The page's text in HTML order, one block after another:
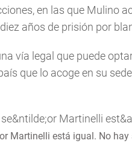
en las que Mulino
años de prisión por
vía legal que puede
que lo acoge en su
Martinelli está igual. No